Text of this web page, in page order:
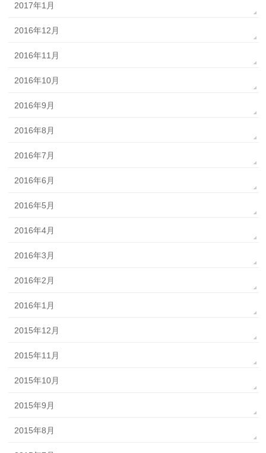
2017年1月
2016年12月
2016年11月
2016年10月
2016年9月
2016年8月
2016年7月
2016年6月
2016年5月
2016年4月
2016年3月
2016年2月
2016年1月
2015年12月
2015年11月
2015年10月
2015年9月
2015年8月